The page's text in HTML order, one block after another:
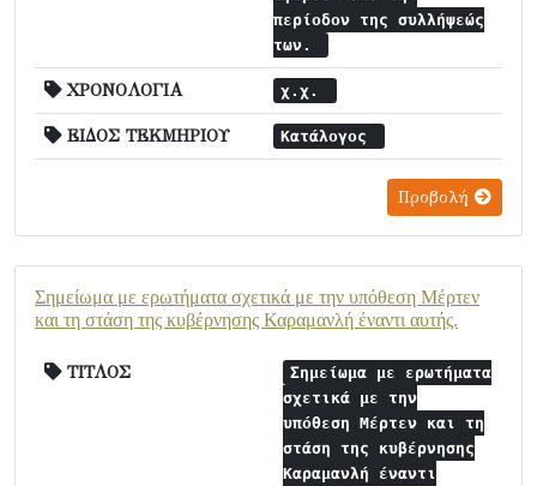
περίοδον της συλλήψεώς
των.
ΧΡΟΝΟΛΟΓΙΑ χ.χ.
ΕΙΔΟΣ ΤΕΚΜΗΡΙΟΥ Κατάλογος
Προβολή
Σημείωμα με ερωτήματα σχετικά με την υπόθεση Μέρτεν
και τη στάση της κυβέρνησης Καραμανλή έναντι αυτής.
ΤΙΤΛΟΣ
Σημείωμα με ερωτήματα
σχετικά με την
υπόθεση Μέρτεν και τη
στάση της κυβέρνησης
Καραμανλή έναντι